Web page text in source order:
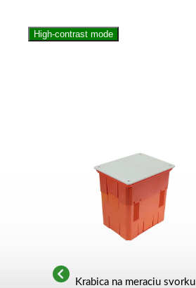
High-contrast mode
Krabica na meraciu svorku